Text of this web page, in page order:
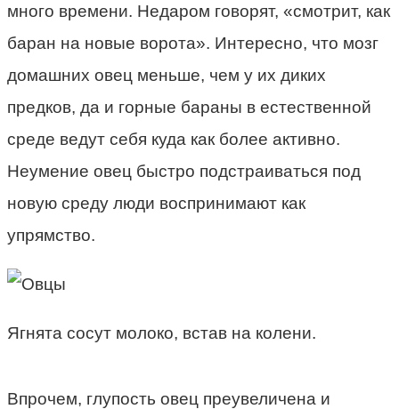
много времени. Недаром говорят, «смотрит, как
баран на новые ворота». Интересно, что мозг
домашних овец меньше, чем у их диких
предков, да и горные бараны в естественной
среде ведут себя куда как более активно.
Неумение овец быстро подстраиваться под
новую среду люди воспринимают как
упрямство.
Ягнята сосут молоко, встав на колени.
Впрочем, глупость овец преувеличена и